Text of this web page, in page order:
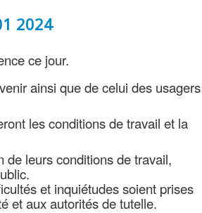
2024
ce jour.
ainsi que de celui des usagers
les conditions de travail et la
de leurs conditions de travail,
et inquiétudes soient prises
et aux autorités de tutelle.